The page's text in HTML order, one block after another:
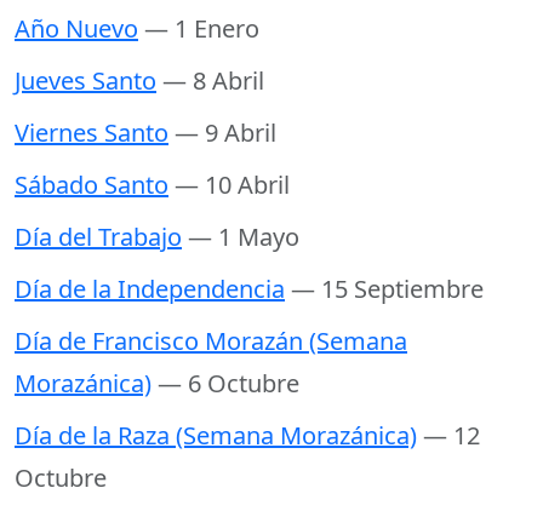
Año Nuevo — 1 Enero
Jueves Santo — 8 Abril
Viernes Santo — 9 Abril
Sábado Santo — 10 Abril
Día del Trabajo — 1 Mayo
Día de la Independencia — 15 Septiembre
Día de Francisco Morazán (Semana
Morazánica)— 6 Octubre
Día de la Raza (Semana Morazánica)— 12
Octubre